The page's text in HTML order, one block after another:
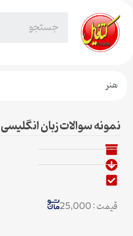
هنر
نمونه سوالات زبان
قیمت : 25,000